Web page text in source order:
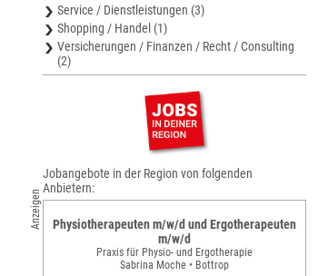
Service / Dienstleistungen (3)
Shopping / Handel (1)
Versicherungen / Finanzen / Recht / Consulting
(2)
Anzeigen
Jobangebote in der Region von folgenden
Anbietern:
Physiotherapeuten m/w/d und Ergotherapeuten
m/w/d
Praxis für Physio- und Ergotherapie
Sabrina Moche • Bottrop